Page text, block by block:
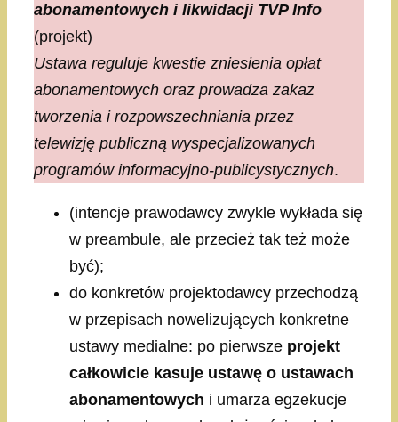
abonamentowych i likwidacji TVP Info
(projekt)
Ustawa reguluje kwestie zniesienia opłat
abonamentowych oraz prowadza zakaz
tworzenia i rozpowszechniania przez
telewizję publiczną wyspecjalizowanych
programów informacyjno-publicystycznych.
(intencje prawodawcy zwykle wykłada się
w preambule, ale przecież tak też może
być);
do konkretów projektodawcy przechodzą
w przepisach nowelizujących konkretne
ustawy medialne: po pierwsze projekt
całkowicie kasuje ustawę o ustawach
abonamentowych i umarza egzekucje